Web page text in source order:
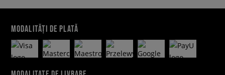
MODALITĂȚI DE PLATĂ